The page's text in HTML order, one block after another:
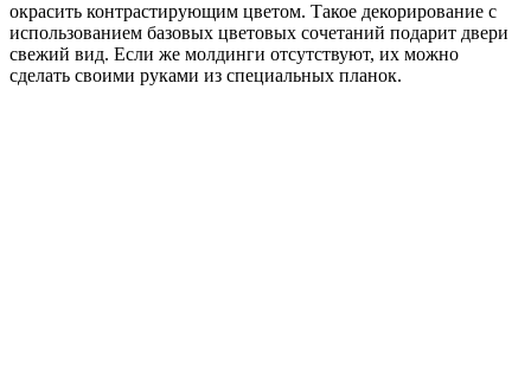
окрасить контрастирующим цветом. Такое декорирование с
использованием базовых цветовых сочетаний подарит двери
свежий вид. Если же молдинги отсутствуют, их можно
сделать своими руками из специальных планок.